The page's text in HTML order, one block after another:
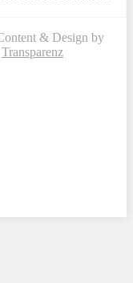
& Design by
Transparenz